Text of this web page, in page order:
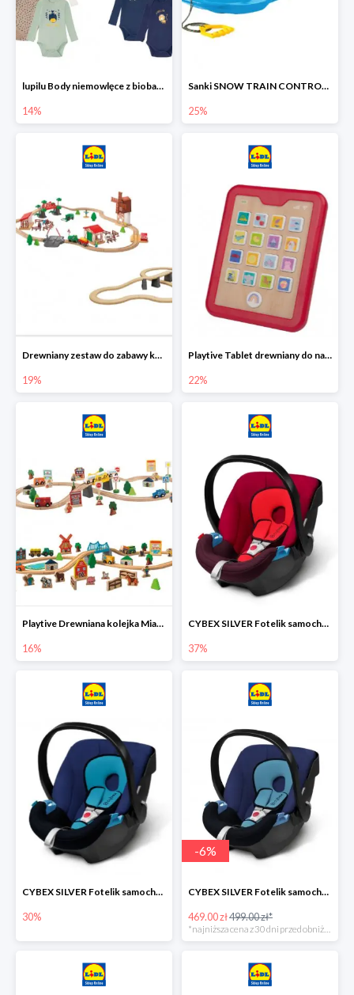
lupilu Body niemowlęce z biobawełny
14%
Sanki SNOW TRAIN CONTROL -25%
25%
Drewniany zestaw do zabawy kolejką - farma i wiadukt
19%
Playtive Tablet drewniany do nauki, interaktywny
22%
Playtive Drewniana kolejka Miasto lub Farma
16%
CYBEX SILVER Fotelik samochodowy
37%
CYBEX SILVER Fotelik samochodowy -30%
30%
-6%
CYBEX SILVER Fotelik samochodowy + dostawa gratis!
469.00 zł499.00 zł*
*najniższa cena z 30 dni przed obniżką